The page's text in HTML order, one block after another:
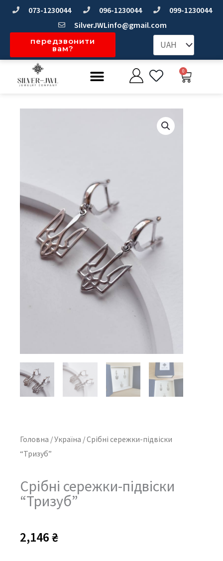
Перейти073-1230044 096-1230044
099-1230044
SilverJWLinfo@gmail.com
передзвонити
вам?
Меню 0
Головна /Україна / Срібні сережки-підвіски
“Тризуб”
Срібні сережки-підвіски
“Тризуб”
2,146₴